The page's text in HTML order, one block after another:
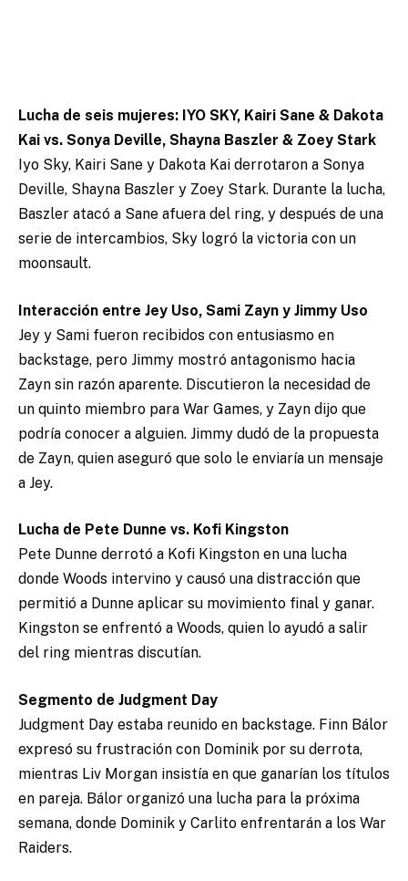
Lucha de seis mujeres: IYO SKY, Kairi Sane & Dakota
Kai vs. Sonya Deville, Shayna Baszler & Zoey Stark
Iyo Sky, Kairi Sane y Dakota Kai derrotaron a Sonya
Deville, Shayna Baszler y Zoey Stark. Durante la lucha,
Baszler atacó a Sane afuera del ring, y después de una
serie de intercambios, Sky logró la victoria con un
moonsault.
Interacción entre Jey Uso, Sami Zayn y Jimmy Uso
Jey y Sami fueron recibidos con entusiasmo en
backstage, pero Jimmy mostró antagonismo hacia
Zayn sin razón aparente. Discutieron la necesidad de
un quinto miembro para War Games, y Zayn dijo que
podría conocer a alguien. Jimmy dudó de la propuesta
de Zayn, quien aseguró que solo le enviaría un mensaje
a Jey.
Lucha de Pete Dunne vs. Kofi Kingston
Pete Dunne derrotó a Kofi Kingston en una lucha
donde Woods intervino y causó una distracción que
permitió a Dunne aplicar su movimiento final y ganar.
Kingston se enfrentó a Woods, quien lo ayudó a salir
del ring mientras discutían.
Segmento de Judgment Day
Judgment Day estaba reunido en backstage. Finn Bálor
expresó su frustración con Dominik por su derrota,
mientras Liv Morgan insistía en que ganarían los títulos
en pareja. Bálor organizó una lucha para la próxima
semana, donde Dominik y Carlito enfrentarán a los War
Raiders.